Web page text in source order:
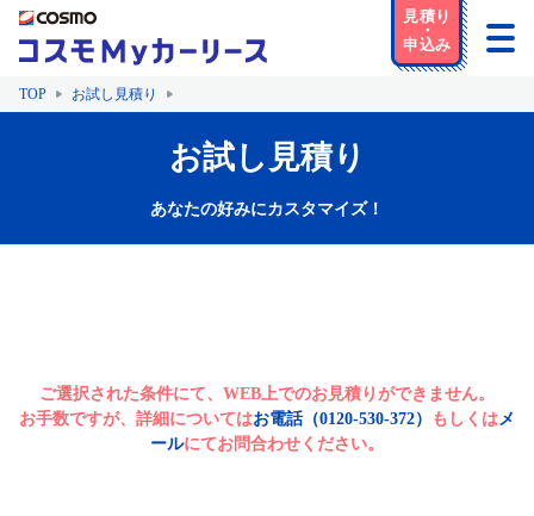
TOP お試し見積り
お試し見積り
あなたの好みにカスタマイズ！
ご選択された条件にて、WEB上でのお見積りができません。
お手数ですが、詳細についてはお電話（0120-530-372） もしくはメ
ールにてお問合わせください。